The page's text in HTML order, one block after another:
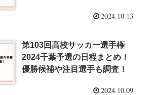
2024.10.13
第103回高校サッカー選手権
2024千葉予選の日程まとめ！
優勝候補や注目選手も調査！
2024.10.09